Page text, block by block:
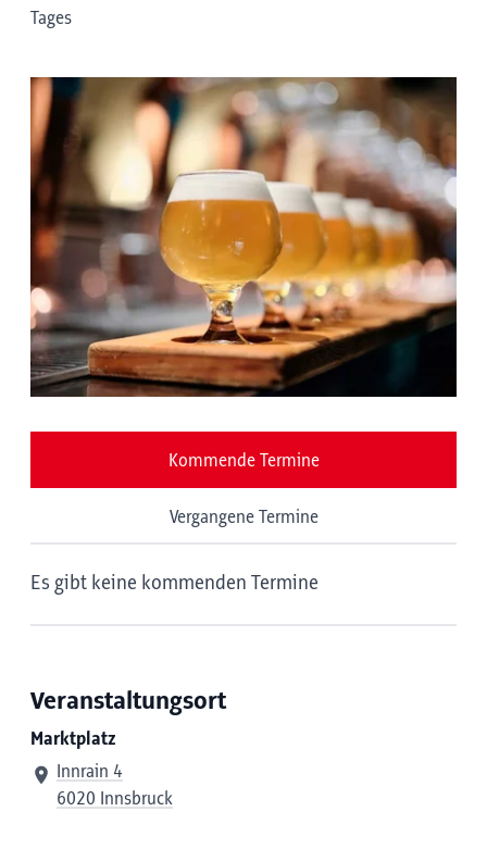
Tages
Kommende Termine
Vergangene Termine
Es gibt keine kommenden Termine
Veranstaltungsort
Marktplatz
Innrain 4
6020 Innsbruck